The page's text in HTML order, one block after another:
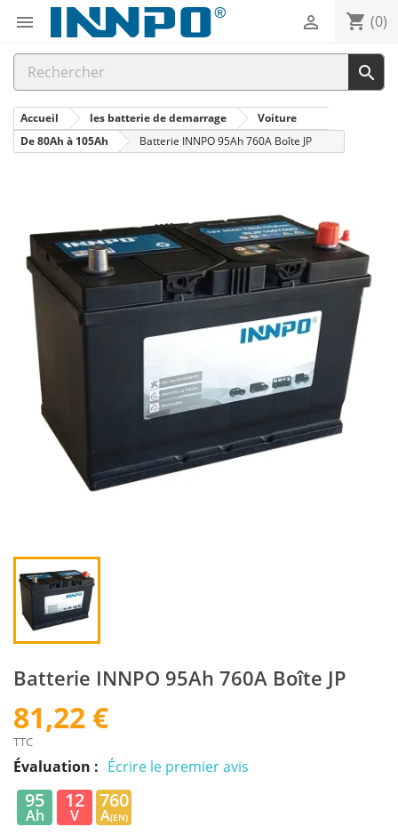
 shopping_cart (0)


Accueil les batterie de demarrage
Voiture
De 80Ah à 105Ah
Batterie INNPO 95Ah 760A Boîte JP
Batterie INNPO 95Ah 760A Boîte JP
81,22 €
TTC
Évaluation : Écrire le premier avis
95
Ah
12
V
760
A(EN)